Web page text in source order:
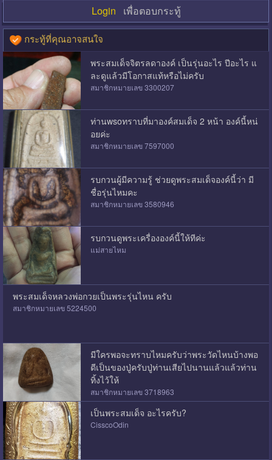
Login เพื่อตอบกระทู้
กระทู้ที่คุณอาจสนใจ
พระสมเด็จจิตรลดาองค์ เป็นรุ่นอะไร ปีอะไร แ
ละดูแล้วมีโอกาสแท้หรือไม่ครับ
สมาชิกหมายเลข 3300207
ท่านwsoทราบที่มาองค์สมเด็จ 2 หน้า องค์นี้หน่
อยค่ะ
สมาชิกหมายเลข 7597000
รบกวนผู้มีความรู้ ช่วยดูพระสมเด็จองค์นี้ว่า มี
ชื่อรุ่นไหมคะ
สมาชิกหมายเลข 3580946
รบกวนดูพระเครื่ององค์นี้ให้ทีค่ะ
แม่สายไหม
พระสมเด็จหลวงพ่อกวยเป็นพระรุ่นไหน ครับ
สมาชิกหมายเลข 5224500
มีใครพอจะทราบไหมครับว่าพระวัดไหนบ้างพอ
ดีเป็นของปู่ครับปู่ท่านเสียไปนานแล้วแล้วท่าน
ทิ้งไว้ให้
สมาชิกหมายเลข 3718963
เป็นพระสมเด็จ อะไรครับ?
CisscoOdin